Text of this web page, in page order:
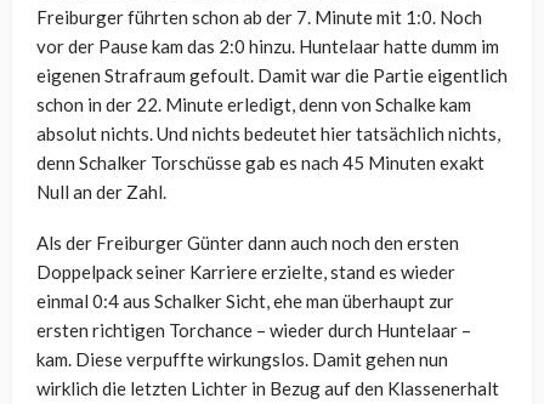
Freiburger führten schon ab der 7. Minute mit 1:0. Noch
vor der Pause kam das 2:0 hinzu. Huntelaar hatte dumm im
eigenen Strafraum gefoult. Damit war die Partie eigentlich
schon in der 22. Minute erledigt, denn von Schalke kam
absolut nichts. Und nichts bedeutet hier tatsächlich nichts,
denn Schalker Torschüsse gab es nach 45 Minuten exakt
Null an der Zahl.
Als der Freiburger Günter dann auch noch den ersten
Doppelpack seiner Karriere erzielte, stand es wieder
einmal 0:4 aus Schalker Sicht, ehe man überhaupt zur
ersten richtigen Torchance – wieder durch Huntelaar –
kam. Diese verpuffte wirkungslos. Damit gehen nun
wirklich die letzten Lichter in Bezug auf den Klassenerhalt